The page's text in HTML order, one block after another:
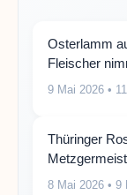
Osterlamm
Fleischer
9 Mai 2026 •
Thüringer
8 Mai 2026 • 9